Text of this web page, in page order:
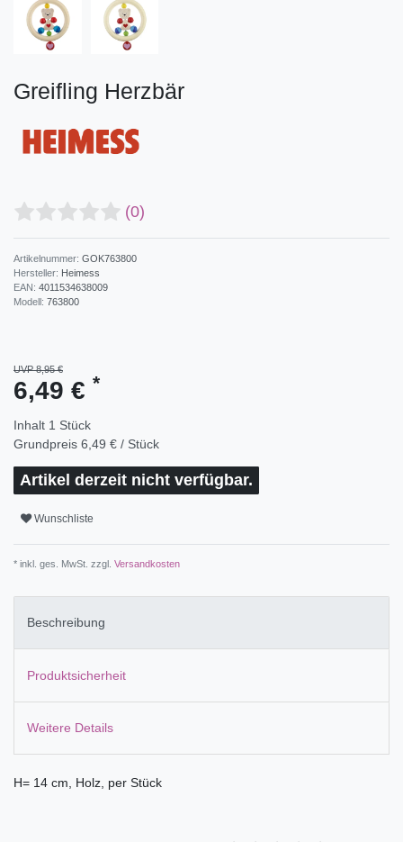
Greifling Herzbär
(0)
Artikelnummer: GOK763800
Hersteller: Heimess
EAN: 4011534638009
Modell: 763800
UVP 8,95 €
6,49 € *
Inhalt 1 Stück
Grundpreis 6,49 € / Stück
Artikel derzeit nicht verfügbar.
Wunschliste
* inkl. ges. MwSt. zzgl. Versandkosten
Beschreibung
Produktsicherheit
Weitere Details
H= 14 cm, Holz, per Stück